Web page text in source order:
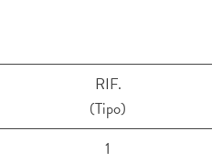
RIF.
(Tipo)
1